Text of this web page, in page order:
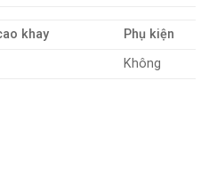
khay
Phụ kiện
Không